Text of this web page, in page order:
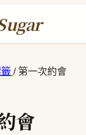
/ 第一次約會
會